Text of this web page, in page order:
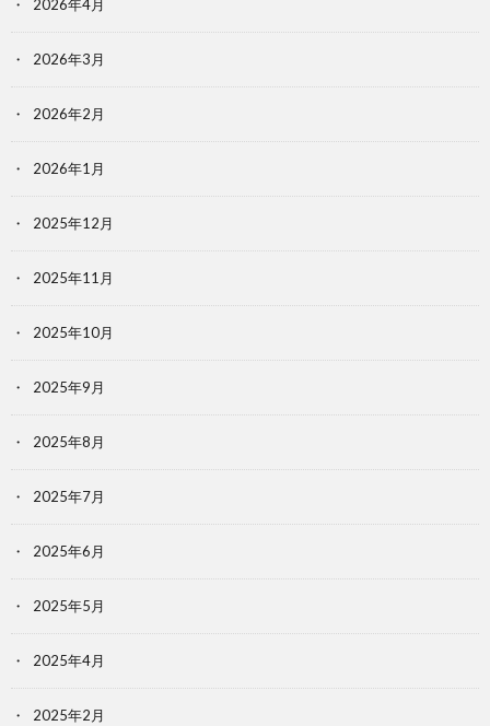
2026年4月
2026年3月
2026年2月
2026年1月
2025年12月
2025年11月
2025年10月
2025年9月
2025年8月
2025年7月
2025年6月
2025年5月
2025年4月
2025年2月